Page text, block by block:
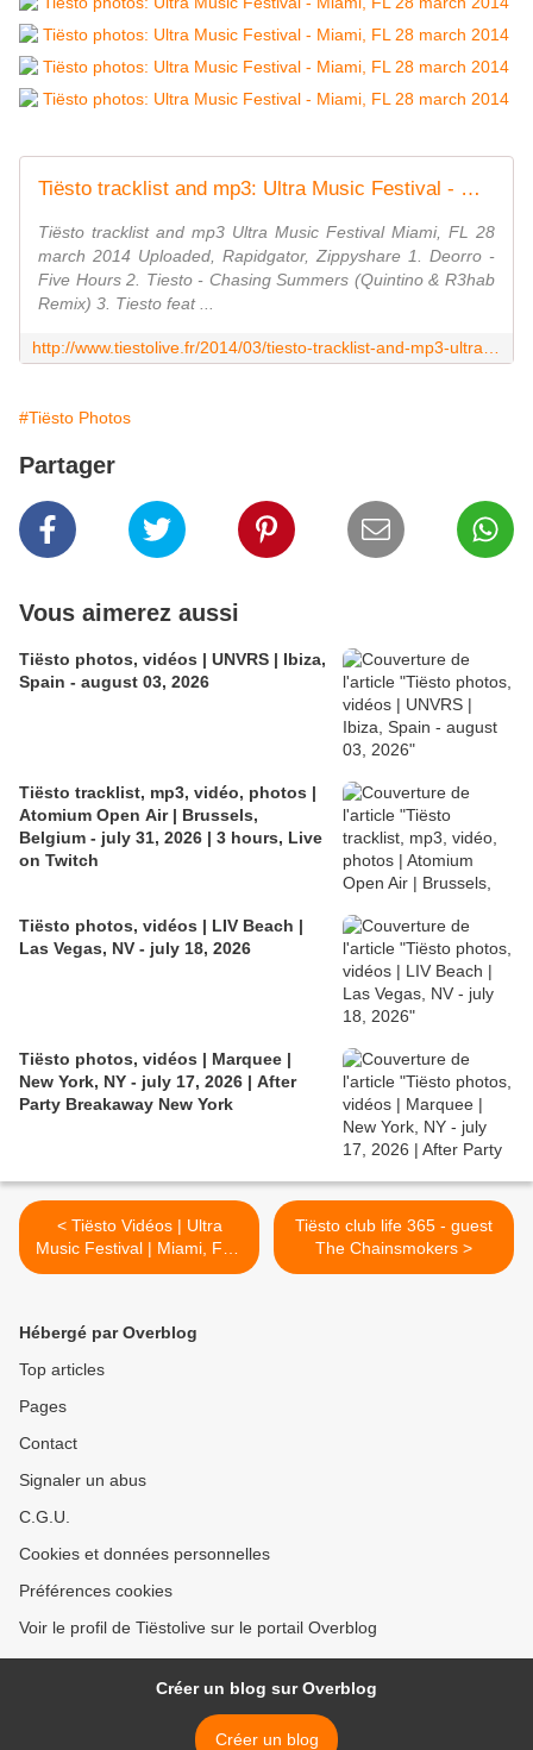
Tiësto tracklist and mp3: Ultra Music Festival - Miami, FL 28 march 2014 - Tiëstolive
Tiësto tracklist and mp3 Ultra Music Festival Miami, FL 28
march 2014 Uploaded, Rapidgator, Zippyshare 1. Deorro -
Five Hours 2. Tiesto - Chasing Summers (Quintino & R3hab
Remix) 3. Tiesto feat ...
#Tiësto Photos
Partager
Vous aimerez aussi
Tiësto photos, vidéos | UNVRS | Ibiza,
Spain - august 03, 2026
Tiësto tracklist, mp3, vidéo, photos |
Atomium Open Air | Brussels,
Belgium - july 31, 2026 | 3 hours, Live
on Twitch
Tiësto photos, vidéos | LIV Beach |
Las Vegas, NV - july 18, 2026
Tiësto photos, vidéos | Marquee |
New York, NY - july 17, 2026 | After
Party Breakaway New York
< Tiësto Vidéos | Ultra
Music Festival | Miami, FL -
28 march 2014 | 1h26
Tiësto club life 365 - guest
The Chainsmokers >
Hébergé par Overblog
Top articles
Pages
Contact
Signaler un abus
C.G.U.
Cookies et données personnelles
Préférences cookies
Voir le profil de Tiëstolive sur le portail Overblog
Créer un blog sur Overblog
Créer un blog